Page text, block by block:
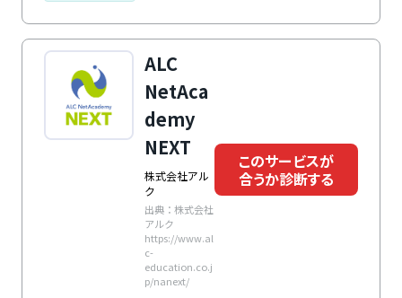
ALC
NetAca
demy
NEXT
株式会社アル
ク
出典：株式会社
アルク
https://www.al
c-
education.co.j
p/nanext/
このサービスが
合うか診断する